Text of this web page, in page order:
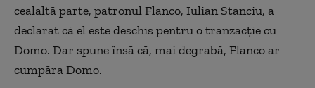
cealaltă parte, patronul Flanco, Iulian Stanciu, a
declarat că el este deschis pentru o tranzacție cu
Domo. Dar spune însă că, mai degrabă, Flanco ar
cumpăra Domo.